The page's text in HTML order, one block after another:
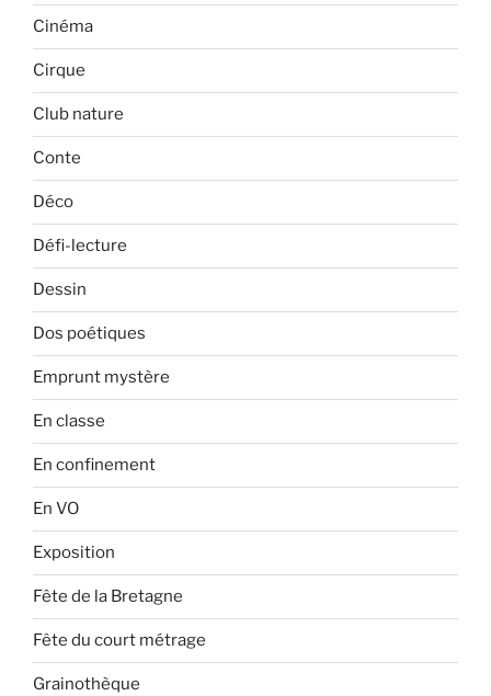
Cinéma
Cirque
Club nature
Conte
Déco
Défi-lecture
Dessin
Dos poétiques
Emprunt mystère
En classe
En confinement
En VO
Exposition
Fête de la Bretagne
Fête du court métrage
Grainothèque